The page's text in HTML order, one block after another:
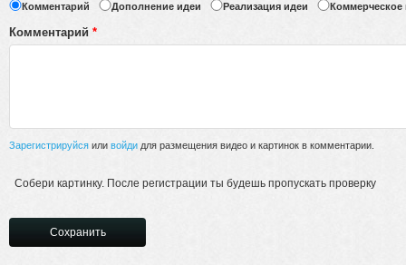
Комментарий Дополнение идеи Реализация идеи
Комментарий *
Зарегистрируйся или войди для размещения видео и картинок в комментарии.
Собери картинку. После регистрации ты будешь пропускать проверку